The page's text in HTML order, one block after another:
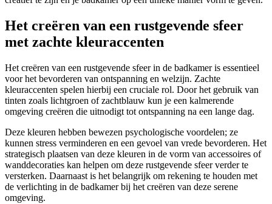
Het creëren van een rustgevende sfeer
met zachte kleuraccenten
Het creëren van een rustgevende sfeer in de badkamer is essentieel
voor het bevorderen van ontspanning en welzijn. Zachte
kleuraccenten spelen hierbij een cruciale rol. Door het gebruik van
tinten zoals lichtgroen of zachtblauw kun je een kalmerende
omgeving creëren die uitnodigt tot ontspanning na een lange dag.
Deze kleuren hebben bewezen psychologische voordelen; ze
kunnen stress verminderen en een gevoel van vrede bevorderen. Het
strategisch plaatsen van deze kleuren in de vorm van accessoires of
wanddecoraties kan helpen om deze rustgevende sfeer verder te
versterken. Daarnaast is het belangrijk om rekening te houden met
de verlichting in de badkamer bij het creëren van deze serene
omgeving.